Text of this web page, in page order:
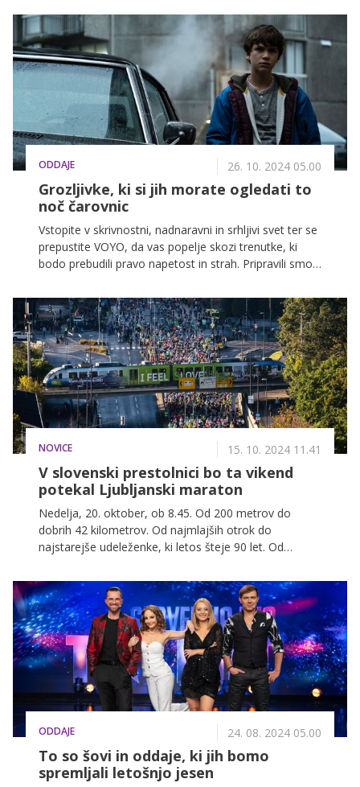
glasbenih nastopov in presenečenj. Maraton je letos
posvečen humanitarki Aniti Ogulin, zbrana sredstva pa
bodo namenjena družinam v stiski.
ODDAJE 26. 10. 2024 05.00
Grozljivke, ki si jih morate ogledati to
noč čarovnic
Vstopite v skrivnostni, nadnaravni in srhljivi svet ter se
prepustite VOYO, da vas popelje skozi trenutke, ki
bodo prebudili pravo napetost in strah. Pripravili smo
Naj bo letošnja noč čarovnic še bolj strašljiva z
izbranimi grozljivkami.
NOVICE 15. 10. 2024 11.41
V slovenski prestolnici bo ta vikend
potekal Ljubljanski maraton
Nedelja, 20. oktober, ob 8.45. Od 200 metrov do
dobrih 42 kilometrov. Od najmlajših otrok do
najstarejše udeleženke, ki letos šteje 90 let. Od
ODDAJE 24. 08. 2024 05.00
To so šovi in oddaje, ki jih bomo
spremljali letošnjo jesen